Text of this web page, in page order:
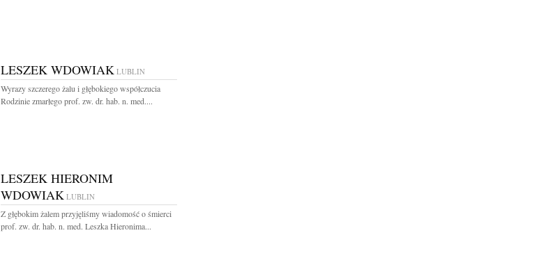
LESZEK WDOWIAK LUBLIN
Wyrazy szczerego żalu i głębokiego współczucia
Rodzinie zmarłego prof. zw. dr. hab. n. med....
LESZEK HIERONIM
WDOWIAK LUBLIN
Z głębokim żalem przyjęliśmy wiadomość o śmierci
prof. zw. dr. hab. n. med. Leszka Hieronima...